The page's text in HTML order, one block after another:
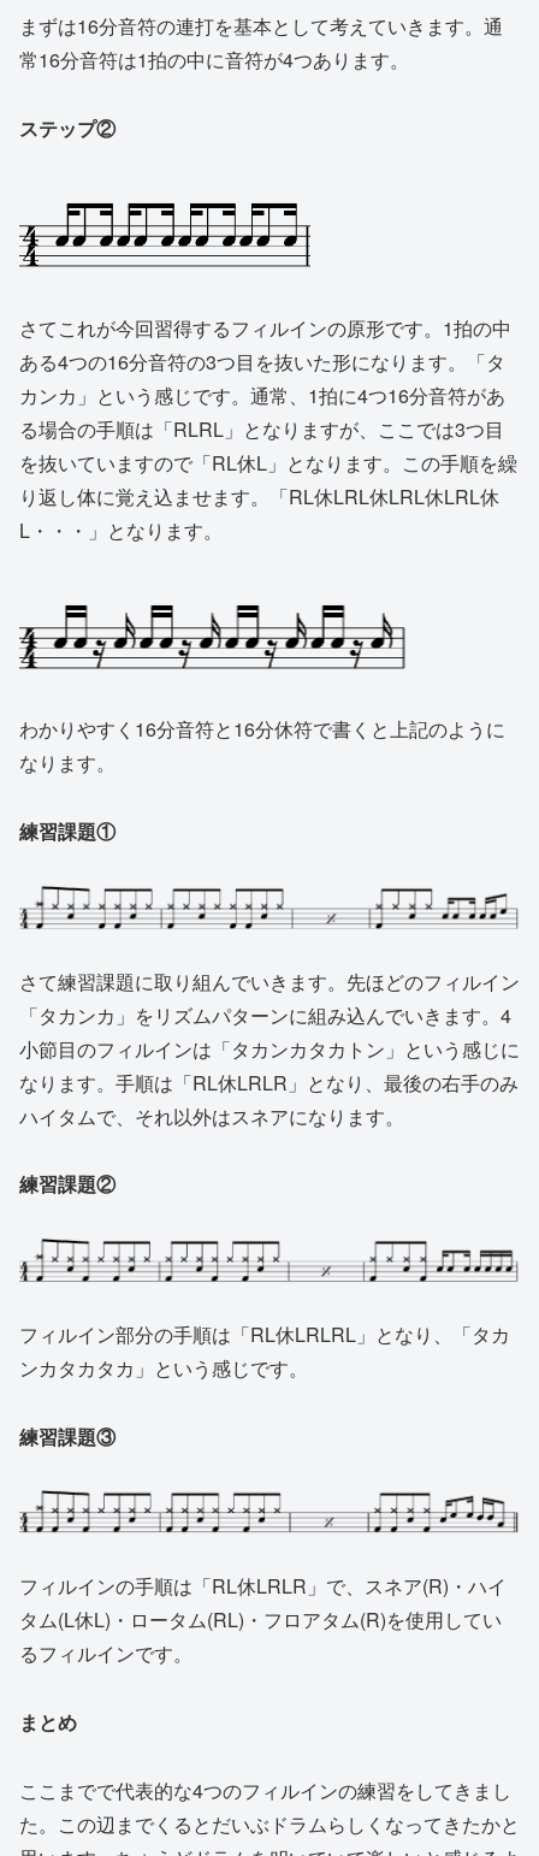
まずは16分音符の連打を基本として考えていきます。通
常16分音符は1拍の中に音符が4つあります。
ステップ②
さてこれが今回習得するフィルインの原形です。1拍の中
ある4つの16分音符の3つ目を抜いた形になります。「タ
カンカ」という感じです。通常、1拍に4つ16分音符があ
る場合の手順は「RLRL」となりますが、ここでは3つ目
を抜いていますので「RL休L」となります。この手順を繰
り返し体に覚え込ませます。「RL休LRL休LRL休LRL休
L・・・」となります。
わかりやすく16分音符と16分休符で書くと上記のように
なります。
練習課題①
さて練習課題に取り組んでいきます。先ほどのフィルイン
「タカンカ」をリズムパターンに組み込んでいきます。4
小節目のフィルインは「タカンカタカトン」という感じに
なります。手順は「RL休LRLR」となり、最後の右手のみ
ハイタムで、それ以外はスネアになります。
練習課題②
フィルイン部分の手順は「RL休LRLRL」となり、「タカ
ンカタカタカ」という感じです。
練習課題③
フィルインの手順は「RL休LRLR」で、スネア(R)・ハイ
タム(L休L)・ロータム(RL)・フロアタム(R)を使用してい
るフィルインです。
まとめ
ここまでで代表的な4つのフィルインの練習をしてきまし
た。この辺までくるとだいぶドラムらしくなってきたかと